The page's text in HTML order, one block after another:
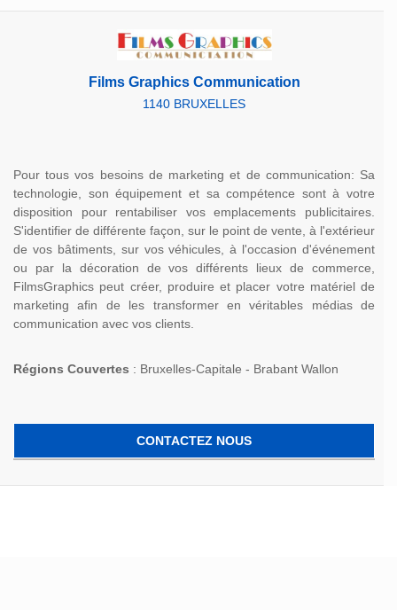
Films Graphics Communication
1140 BRUXELLES
Pour tous vos besoins de marketing et de communication: Sa
technologie, son équipement et sa compétence sont à votre
disposition pour rentabiliser vos emplacements publicitaires.
S'identifier de différente façon, sur le point de vente, à l'extérieur
de vos bâtiments, sur vos véhicules, à l'occasion d'événement
ou par la décoration de vos différents lieux de commerce,
FilmsGraphics peut créer, produire et placer votre matériel de
marketing afin de les transformer en véritables médias de
communication avec vos clients.
Régions Couvertes : Bruxelles-Capitale - Brabant Wallon
CONTACTEZ NOUS